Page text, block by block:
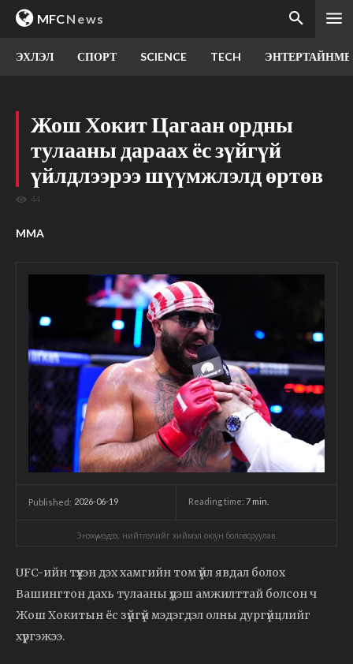
MFCNews
ЭХЛЭЛ СПОРТ SCIENCE TECH
Жош Хокит Цагаан ордны
тулааны дараах ёс зүйгүй
үйлдлээрээ шүүмжлэлд өртөв
44
MMA
Published: 2026-06-19 Reading time: 7 min.
Энэхүү мэдээ, нийтлэлийг хиймэл оюун боловсруулав.
UFC-ийн түүхэн дэх хамгийн том үйл явдал болох
Вашингтон дахь тулааны үдэш амжилттай болсон ч
Жош Хокитын ёс зүйгүй мэдэгдэл олны дургүйцлийг
хүргэжээ.